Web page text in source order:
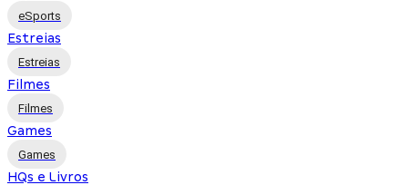
eSports
Estreias
Estreias
Filmes
Filmes
Games
Games
HQs e Livros